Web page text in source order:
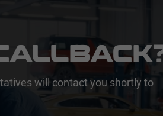
will contact you shortly to